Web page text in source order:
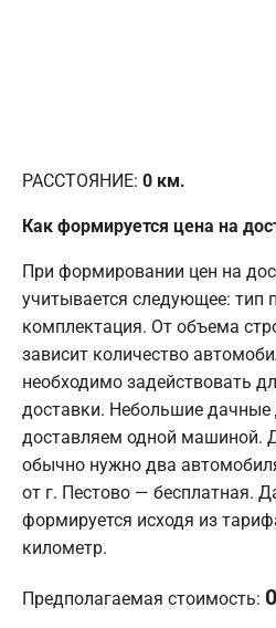
РАССТОЯНИЕ: 0 км.
Как формируется цена на
При формировании цен на
учитывается следующее: тип
комплектация. От объема
зависит количество
необходимо задействовать
доставки. Небольшие дачные
доставляем одной машиной.
обычно нужно два
от г. Пестово — бесплатная.
формируется исходя из
километр.
Предполагаемая стоимость: 0